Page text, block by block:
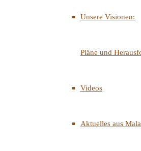
Unsere Visionen:
Pläne und
Videos
Aktuelles aus